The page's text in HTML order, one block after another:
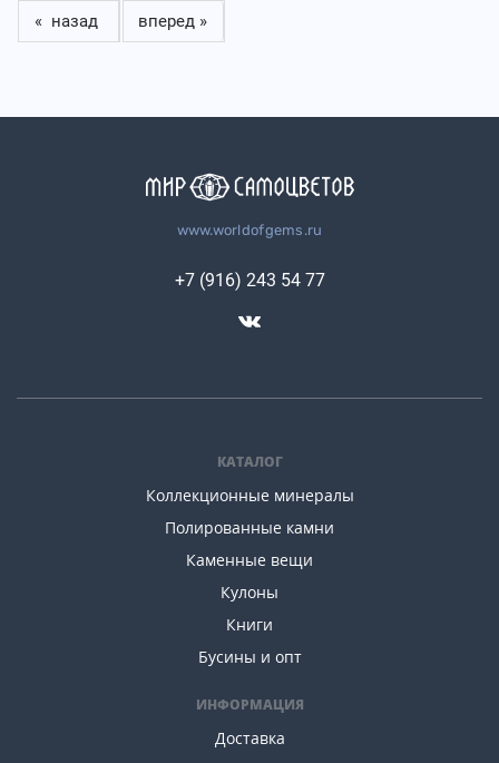
« назад вперед »
www.worldofgems.ru
КАТАЛОГ
Коллекционные минералы
Полированные камни
Каменные вещи
Кулоны
Книги
Бусины и опт
ИНФОРМАЦИЯ
Доставка
+7 (916) 243 54 77